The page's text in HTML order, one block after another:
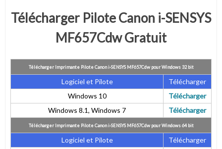
Télécharger Pilote Canon i-SENSYS
MF657Cdw Gratuit
Télécharger Imprimante Pilote Canon i-SENSYS MF657Cdw pour Windows 32 bit
Logiciel et Pilote
Télécharger
Windows 10
Télécharger
Windows 8.1, Windows 7
Télécharger
Télécharger Imprimante Pilote Canon i-SENSYS MF657Cdw pour Windows 64 bit
Logiciel et Pilote
Télécharger